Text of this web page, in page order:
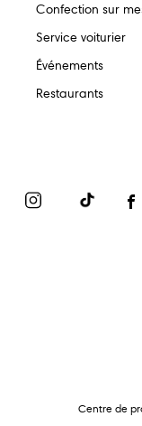
Confection sur
Service voiturier
Événements
Restaurants
InstagramTikTok
Centre de